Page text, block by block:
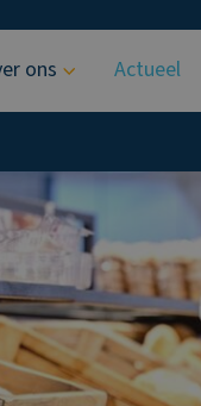
ons Actueel